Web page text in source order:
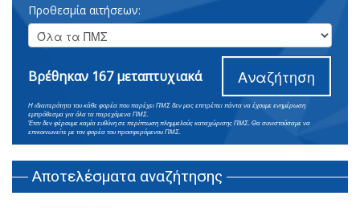
Προθεσμία αιτήσεων:
Βρέθηκαν 167 μεταπτυχιακά Αναζήτηση
Η ιδιαιτερότητα του κάθε φορέα που παρέχει ΠΜΣ δεν μας επιτρέπει πάντα να έχουμε ενημέρωση
εμπρόθεσμα για όλα τα παρεχόμενα ΠΜΣ.
Έτσι δεν φέρουμε καμία ευθύνη σε περίπτωση πλημμελούς καταχώρισης ΠΜΣ. Θα συνιστούσαμε να
επικοινωνείτε με τον φορέα του προσφερόμενου ΠΜΣ.
Αποτελέσματα αναζήτησης